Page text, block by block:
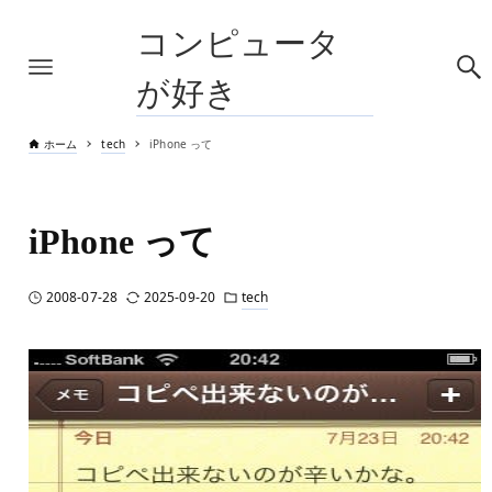
コンピュータ
が好き
ホーム tech iPhone って
iPhone って
2008-07-28 2025-09-20 tech